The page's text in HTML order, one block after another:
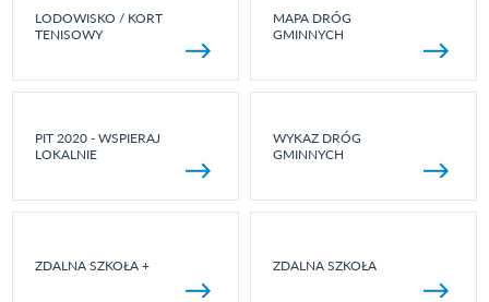
LODOWISKO / KORT
TENISOWY
MAPA DRÓG
GMINNYCH
PIT 2020 - WSPIERAJ
LOKALNIE
WYKAZ DRÓG
GMINNYCH
ZDALNA SZKOŁA + ZDALNA SZKOŁA